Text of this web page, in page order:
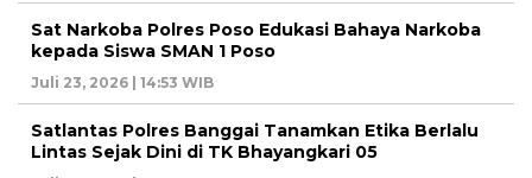
Sat Narkoba Polres Poso Edukasi Bahaya Narkoba
kepada Siswa SMAN 1 Poso
Juli 23, 2026 | 14:53 WIB
Satlantas Polres Banggai Tanamkan Etika Berlalu
Lintas Sejak Dini di TK Bhayangkari 05